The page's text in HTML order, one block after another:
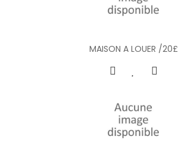
MAISON A LOUER /20£